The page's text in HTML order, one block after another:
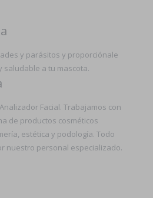
y parásitos y proporciónale
saludable a tu mascota.
Facial. Trabajamos con
de productos cosméticos
estética y podología. Todo
nuestro personal especializado.